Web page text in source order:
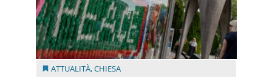
ATTUALITÀ,CHIESA